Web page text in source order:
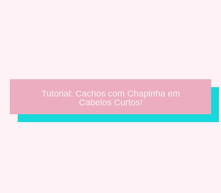
Tutorial: Cachos com Chapinha em
Cabelos Curtos!